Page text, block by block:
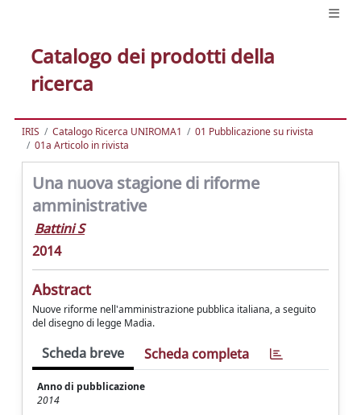
Catalogo dei prodotti della
ricerca
IRIS Catalogo Ricerca UNIROMA1
01 Pubblicazione su rivista
01a Articolo in rivista
Una nuova stagione di riforme
amministrative
Battini S
2014
Abstract
Nuove riforme nell'amministrazione pubblica italiana, a seguito
del disegno di legge Madia.
Scheda breve Scheda completa
Anno di pubblicazione
2014